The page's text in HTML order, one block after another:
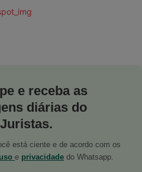
e receba as
diárias do
está ciente e de acordo com os
e privacidade do Whatsapp.